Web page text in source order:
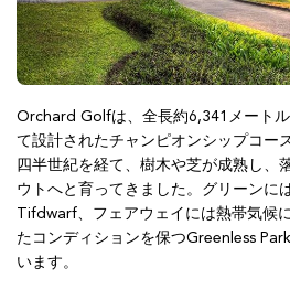
Orchard Golfは、全長約6,341メート
て設計されたチャンピオンシップコー
四半世紀を経て、樹木や芝が成熟し、
ウトへと育ってきました。グリーンに
Tifdwarf、フェアウェイには熱帯気候
たコンディションを保つGreenless
います。